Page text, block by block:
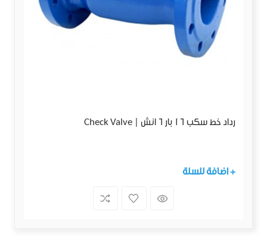
رداد خط سكب 16 بار 6 انش | Check Valve
+ اضافة للسلة